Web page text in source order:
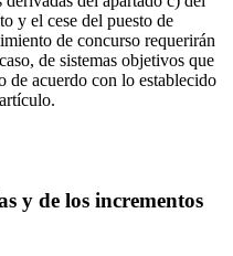
y el cese del puesto de
de concurso requerirán
de sistemas objetivos que
de acuerdo con lo establecido
y de los incrementos